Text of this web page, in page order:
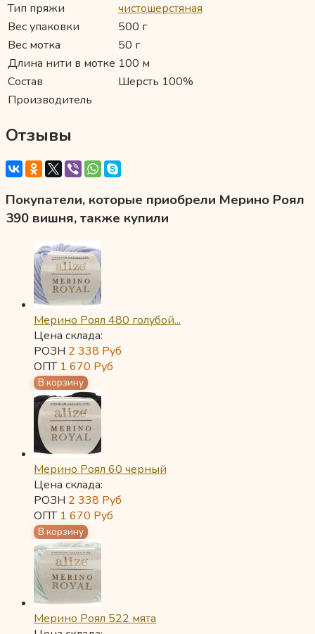
Тип пряжи
чистошерстяная
Вес упаковки
500 г
Вес мотка
50 г
Длина нити в мотке 100 м
Состав
Шерсть 100%
Производитель
Отзывы
Покупатели, которые приобрели Мерино Роял
390 вишня, также купили
Мерино Роял 480 голубой...
Цена склада:
РОЗН 2 338 Руб
ОПТ 1 670 Руб
Мерино Роял 60 черный
Цена склада:
РОЗН 2 338 Руб
ОПТ 1 670 Руб
Мерино Роял 522 мята